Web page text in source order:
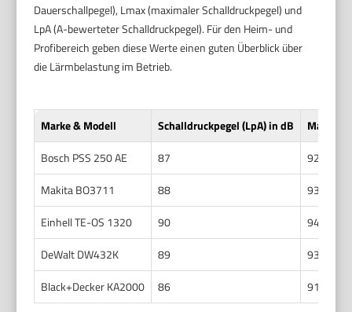
Dauerschallpegel), Lmax (maximaler Schalldruckpegel) und
LpA (A-bewerteter Schalldruckpegel). Für den Heim- und
Profibereich geben diese Werte einen guten Überblick über
die Lärmbelastung im Betrieb.
Marke & Modell Schalldruckpegel (LpA) in dB
Bosch PSS 250 AE
87
92
Makita BO3711
88
93
Einhell TE-OS 1320
90
94
DeWalt DW432K
89
93
Black+Decker KA2000
86 91